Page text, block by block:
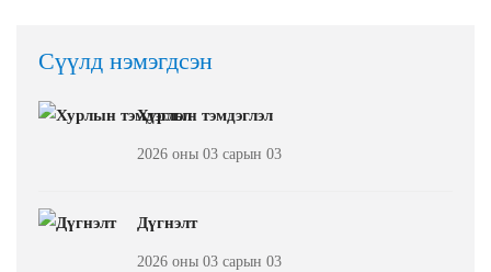
Сүүлд нэмэгдсэн
Хурлын тэмдэглэл
2026 оны 03 сарын 03
Дүгнэлт
2026 оны 03 сарын 03